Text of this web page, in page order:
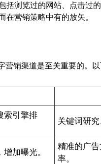
括浏览过的网站、点击过
在营销策略中有的放矢。
销渠道是至关重要的。
索引擎排
关键词研
加曝光。
精准的广
率。